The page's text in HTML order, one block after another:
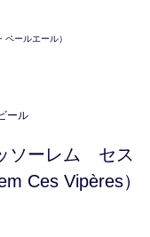
ペールエール）
ール
ソーレム セス
Ces Vipères）